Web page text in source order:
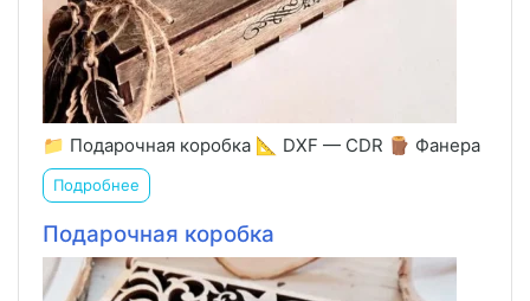
📁 Подарочная коробка 📐 DXF — CDR 🪵 Фанера
Подробнее
Подарочная коробка